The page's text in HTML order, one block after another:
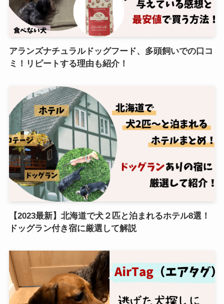
アランズナチュラルドッグフード、多頭飼いでの口コ
ミ！リピートする理由も紹介！
【2023最新】北海道で犬２匹と泊まれるホテル8選！
ドッグラン付き宿に厳選して解説